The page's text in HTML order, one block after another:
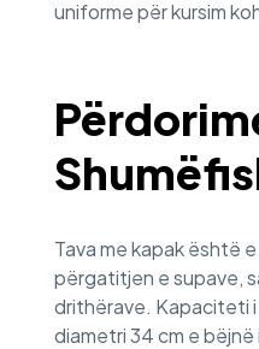
uniforme për kursim
Tava me kapak është
përgatitjen e supave,
drithërave. Kapaciteti i
diametri 34 cm e